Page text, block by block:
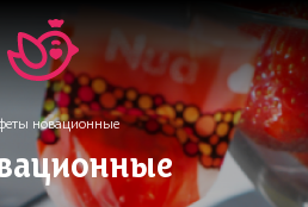
новационные